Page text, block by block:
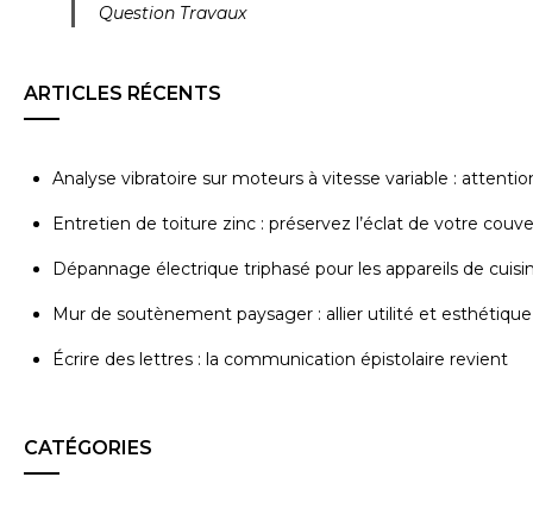
Question Travaux
ARTICLES RÉCENTS
Analyse vibratoire sur moteurs à vitesse variable :
Entretien de toiture zinc : préservez l’éclat de votre
Dépannage électrique triphasé pour les appareils de
Mur de soutènement paysager : allier utilité et esthétique
Écrire des lettres : la communication épistolaire revient
CATÉGORIES